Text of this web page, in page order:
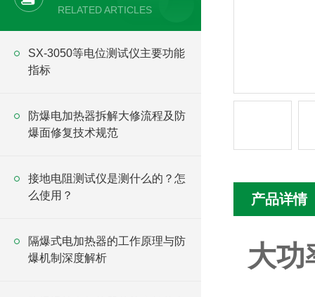
RELATED ARTICLES
SX-3050等电位测试仪主要功能
指标
防爆电加热器拆解大修流程及防
爆面修复技术规范
接地电阻测试仪是测什么的？怎
么使用？
隔爆式电加热器的工作原理与防
爆机制深度解析
产品详情
大功